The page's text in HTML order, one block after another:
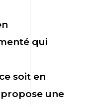
qui
soit en
une